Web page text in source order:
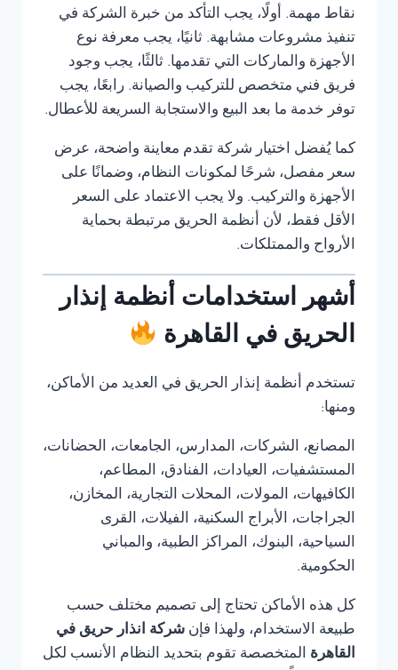
نقاط مهمة. أولًا، يجب التأكد من خبرة الشركة في
تنفيذ مشروعات مشابهة. ثانيًا، يجب معرفة نوع
الأجهزة والماركات التي تقدمها. ثالثًا، يجب وجود
فريق فني متخصص للتركيب والصيانة. رابعًا، يجب
توفر خدمة ما بعد البيع والاستجابة السريعة للأعطال.
كما يُفضل اختيار شركة تقدم معاينة واضحة، عرض
سعر مفصل، شرحًا لمكونات النظام، وضمانًا على
الأجهزة والتركيب. ولا يجب الاعتماد على السعر
الأقل فقط، لأن أنظمة الحريق مرتبطة بحماية
الأرواح والممتلكات.
أشهر استخدامات أنظمة إنذار
الحريق في القاهرة
تستخدم أنظمة إنذار الحريق في العديد من الأماكن،
ومنها:
المصانع، الشركات، المدارس، الجامعات، الحضانات،
المستشفيات، العيادات، الفنادق، المطاعم،
الكافيهات، المولات، المحلات التجارية، المخازن،
الجراجات، الأبراج السكنية، الفيلات، القرى
السياحية، البنوك، المراكز الطبية، والمباني
الحكومية.
كل هذه الأماكن تحتاج إلى تصميم مختلف حسب
طبيعة الاستخدام، ولهذا فإن شركة انذار حريق في
القاهرة المتخصصة تقوم بتحديد النظام الأنسب لكل